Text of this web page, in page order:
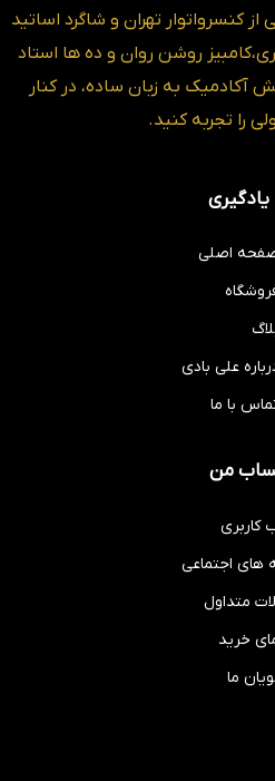
کنسرواتوار تهران و شاگرد اساتید
روشن روان و ده ها استاد
آکادمیک به زبان ساده، در کنار
را تجربه کنید.
یادگیری
اصلی
علی بادی
با ما
من
کاربری
های اجتماعی
متداول
خرید
ما